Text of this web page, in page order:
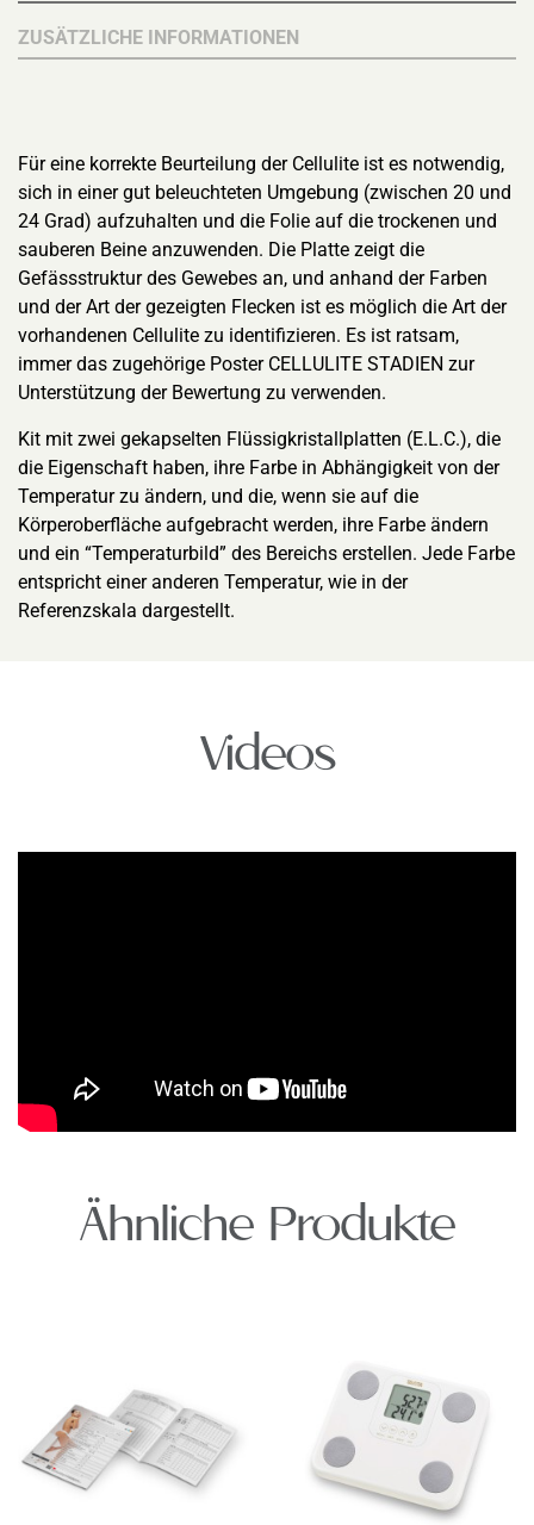
ZUSÄTZLICHE INFORMATIONEN
Für eine korrekte Beurteilung der Cellulite ist es notwendig,
sich in einer gut beleuchteten Umgebung (zwischen 20 und
24 Grad) aufzuhalten und die Folie auf die trockenen und
sauberen Beine anzuwenden. Die Platte zeigt die
Gefässstruktur des Gewebes an, und anhand der Farben
und der Art der gezeigten Flecken ist es möglich die Art der
vorhandenen Cellulite zu identifizieren. Es ist ratsam,
immer das zugehörige Poster CELLULITE STADIEN zur
Unterstützung der Bewertung zu verwenden.
Kit mit zwei gekapselten Flüssigkristallplatten (E.L.C.), die
die Eigenschaft haben, ihre Farbe in Abhängigkeit von der
Temperatur zu ändern, und die, wenn sie auf die
Körperoberfläche aufgebracht werden, ihre Farbe ändern
und ein “Temperaturbild” des Bereichs erstellen. Jede Farbe
entspricht einer anderen Temperatur, wie in der
Referenzskala dargestellt.
Videos
Ähnliche Produkte